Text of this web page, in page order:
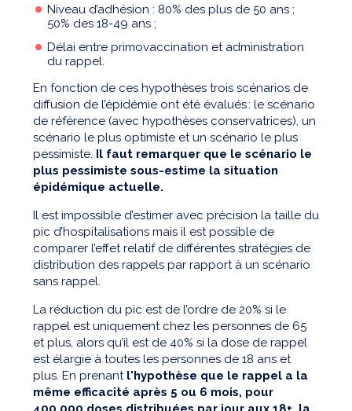
Niveau d’adhésion : 80% des plus de 50 ans ;
50% des 18-49 ans ;
Délai entre primovaccination et administration
du rappel.
En fonction de ces hypothèses trois scénarios de
diffusion de l’épidémie ont été évalués : le scénario
de référence (avec hypothèses conservatrices), un
scénario le plus optimiste et un scénario le plus
pessimiste. Il faut remarquer que le scénario le
plus pessimiste sous-estime la situation
épidémique actuelle.
Il est impossible d’estimer avec précision la taille du
pic d’hospitalisations mais il est possible de
comparer l’effet relatif de différentes stratégies de
distribution des rappels par rapport à un scénario
sans rappel.
La réduction du pic est de l’ordre de 20% si le
rappel est uniquement chez les personnes de 65
et plus, alors qu’il est de 40% si la dose de rappel
est élargie à toutes les personnes de 18 ans et
plus. En prenant l'hypothèse que le rappel a la
même efficacité après 5 ou 6 mois, pour